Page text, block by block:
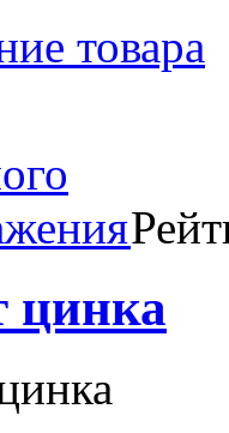
товара
цинка